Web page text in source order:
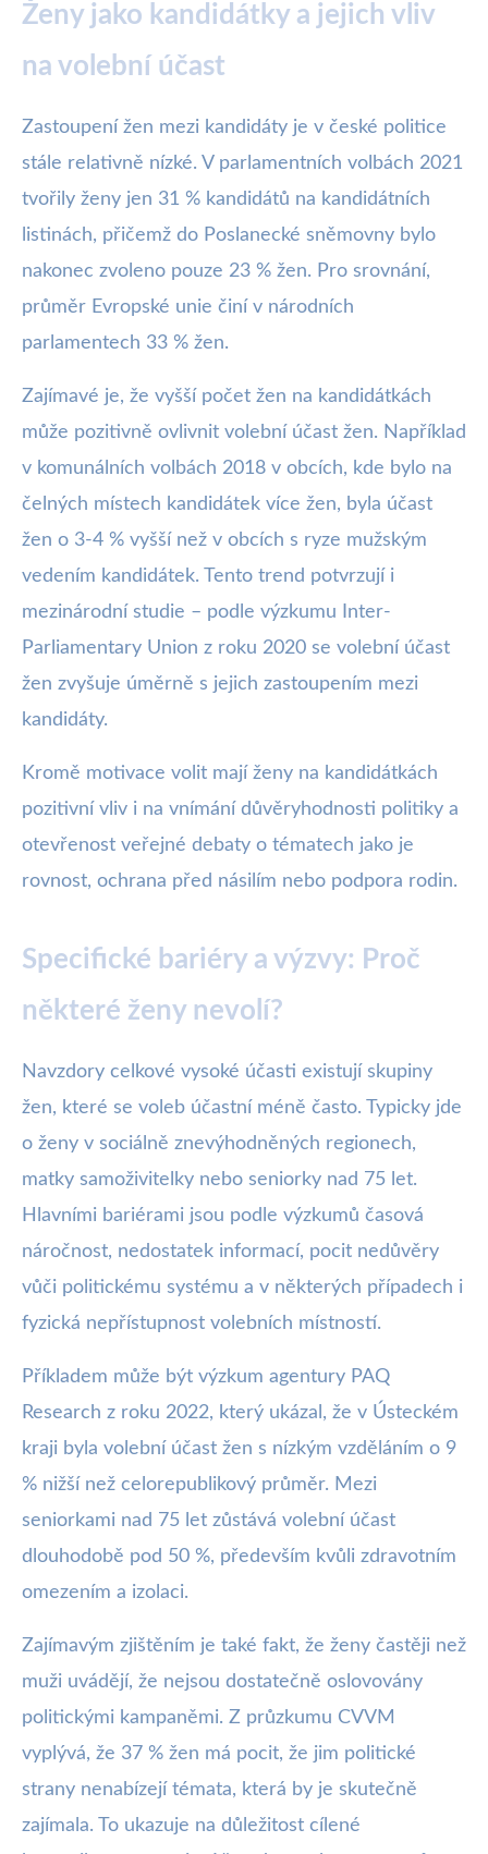
Ženy jako kandidátky a jejich vliv
na volební účast
Zastoupení žen mezi kandidáty je v české politice
stále relativně nízké. V parlamentních volbách 2021
tvořily ženy jen 31 % kandidátů na kandidátních
listinách, přičemž do Poslanecké sněmovny bylo
nakonec zvoleno pouze 23 % žen. Pro srovnání,
průměr Evropské unie činí v národních
parlamentech 33 % žen.
Zajímavé je, že vyšší počet žen na kandidátkách
může pozitivně ovlivnit volební účast žen. Například
v komunálních volbách 2018 v obcích, kde bylo na
čelných místech kandidátek více žen, byla účast
žen o 3-4 % vyšší než v obcích s ryze mužským
vedením kandidátek. Tento trend potvrzují i
mezinárodní studie – podle výzkumu Inter-
Parliamentary Union z roku 2020 se volební účast
žen zvyšuje úměrně s jejich zastoupením mezi
kandidáty.
Kromě motivace volit mají ženy na kandidátkách
pozitivní vliv i na vnímání důvěryhodnosti politiky a
otevřenost veřejné debaty o tématech jako je
rovnost, ochrana před násilím nebo podpora rodin.
Specifické bariéry a výzvy: Proč
některé ženy nevolí?
Navzdory celkové vysoké účasti existují skupiny
žen, které se voleb účastní méně často. Typicky jde
o ženy v sociálně znevýhodněných regionech,
matky samoživitelky nebo seniorky nad 75 let.
Hlavními bariérami jsou podle výzkumů časová
náročnost, nedostatek informací, pocit nedůvěry
vůči politickému systému a v některých případech i
fyzická nepřístupnost volebních místností.
Příkladem může být výzkum agentury PAQ
Research z roku 2022, který ukázal, že v Ústeckém
kraji byla volební účast žen s nízkým vzděláním o 9
% nižší než celorepublikový průměr. Mezi
seniorkami nad 75 let zůstává volební účast
dlouhodobě pod 50 %, především kvůli zdravotním
omezením a izolaci.
Zajímavým zjištěním je také fakt, že ženy častěji než
muži uvádějí, že nejsou dostatečně oslovovány
politickými kampaněmi. Z průzkumu CVVM
vyplývá, že 37 % žen má pocit, že jim politické
strany nenabízejí témata, která by je skutečně
zajímala. To ukazuje na důležitost cílené